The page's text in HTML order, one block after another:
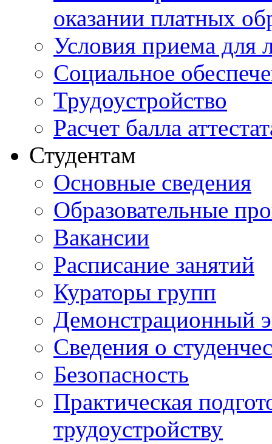
оказании платных
Условия приема для
Социальное
Трудоустройство
Расчет балла
Студентам
Основные сведения
Образовательные
Вакансии
Расписание занятий
Кураторы групп
Демонстрационный
Сведения о
Безопасность
Практическая
трудоустройству